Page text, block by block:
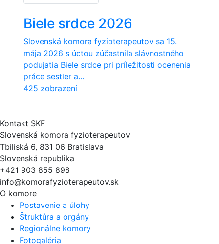
Biele srdce 2026
Slovenská komora fyzioterapeutov sa 15.
mája 2026 s úctou zúčastnila slávnostného
podujatia Biele srdce pri príležitosti ocenenia
práce sestier a...
425 zobrazení
Kontakt SKF
Slovenská komora fyzioterapeutov
Tbiliská 6, 831 06 Bratislava
Slovenská republika
+421 903 855 898
info@komorafyzioterapeutov.sk
O komore
Postavenie a úlohy
Štruktúra a orgány
Regionálne komory
Fotogaléria